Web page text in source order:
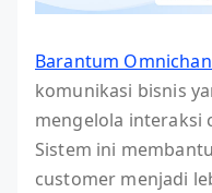
Barantum
komunikasi bisnis
mengelola interaksi
Sistem ini
customer menjadi